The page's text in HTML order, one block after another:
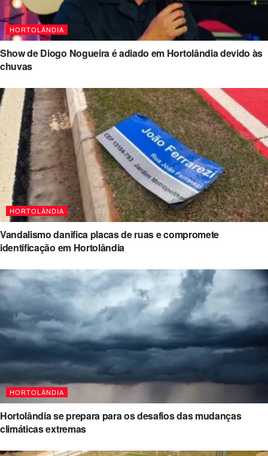
HORTOLÂNDIA
Show de Diogo Nogueira é adiado em Hortolândia devido às
chuvas
HORTOLÂNDIA
Vandalismo danifica placas de ruas e compromete
identificação em Hortolândia
HORTOLÂNDIA
Hortolândia se prepara para os desafios das mudanças
climáticas extremas